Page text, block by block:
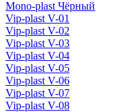
Mono-plast Чёрный
Vip-plast V-01
Vip-plast V-02
Vip-plast V-03
Vip-plast V-04
Vip-plast V-05
Vip-plast V-06
Vip-plast V-07
Vip-plast V-08